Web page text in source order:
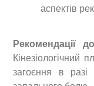
аспектів
Рекомендації
Кінезіологічний
загоєння в разі